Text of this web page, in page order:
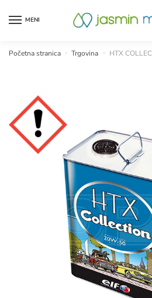
MENI
Početna stranica » Trgovina » HTX